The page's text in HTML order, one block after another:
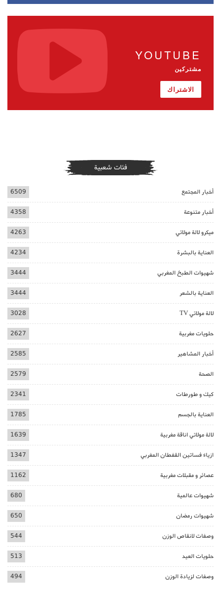
YOUTUBE
مشتركين
الاشتراك
فئات شعبية
أخبار المجتمع 6509
أخبار متنوعة 4358
ميكرو لالة مولاتي 4263
العناية بالبشرة 4234
شهيوات الطبخ المغربي 3444
العناية بالشعر 3444
لالة مولاتي TV 3028
حلويات مغربية 2627
أخبار المشاهير 2585
الصحة 2579
كيك و طورطات 2341
العناية بالجسم 1785
لالة مولاتي اناقة مغربية 1639
ازياء فساتين القفطان المغربي 1347
عصائر و مقبلات مغربية 1162
شهيوات عالمية 680
شهيوات رمضان 650
وصفات لانقاص الوزن 544
حلويات العيد 513
وصفات لزيادة الوزن 494